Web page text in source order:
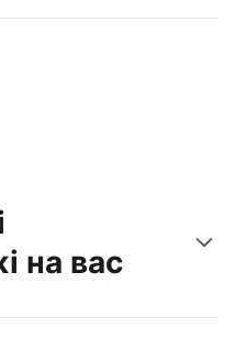
сьогодні
на вас